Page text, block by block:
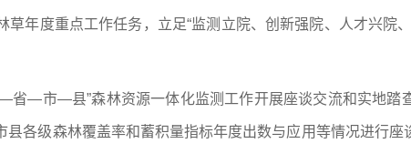
年度重点工作任务，立足“监测立院、创新强院、人才兴院
省—市—县”森林资源一体化监测工作开展座谈交流和实地踏
各级森林覆盖率和蓄积量指标年度出数与应用等情况进行座